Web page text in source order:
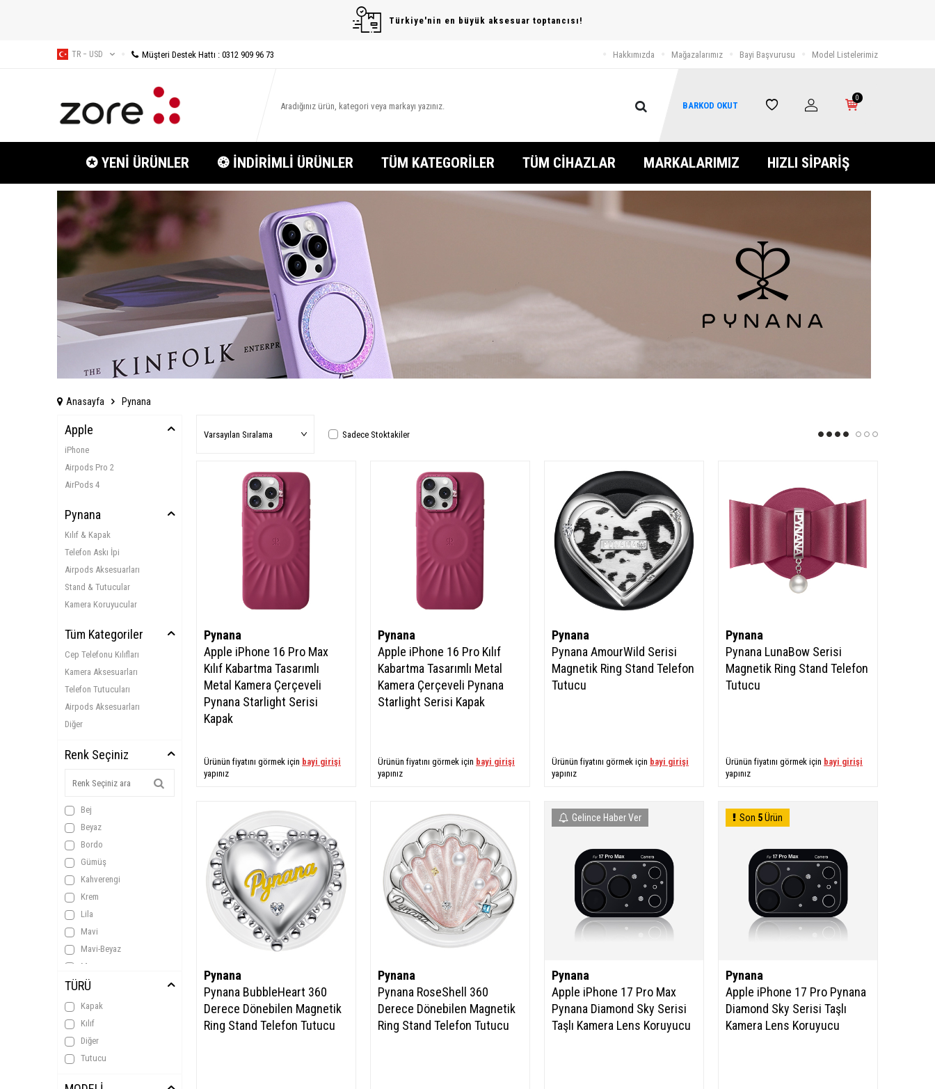
Türkiye'nin en büyük aksesuar toptancısı!
TR − USD Müşteri Destek Hattı : 0312 909 96 73 Hakkımızda Mağazalarımız Bayi Başvurusu Model Listelerimiz
BARKOD OKUT
0
✪ YENİ ÜRÜNLER ❂ İNDİRİMLİ ÜRÜNLER TÜM KATEGORİLER TÜM CİHAZLAR MARKALARIMIZ HIZLI SİPARİŞ
Anasayfa Pynana
Apple
iPhone
Airpods Pro 2
AirPods 4
Pynana
Kılıf & Kapak
Telefon Askı İpi
Airpods Aksesuarları
Stand & Tutucular
Kamera Koruyucular
Tüm Kategoriler
Cep Telefonu Kılıfları
Kamera Aksesuarları
Telefon Tutucuları
Airpods Aksesuarları
Diğer
Renk Seçiniz
Bej
Beyaz
Bordo
Gümüş
Kahverengi
Krem
Lila
Mavi
Mavi-Beyaz
Mor
Pembe
Pembe-Beyaz
Pembe-Yeşil
Rose Gold
Şeffaf
TÜRÜ
Kapak
Kılıf
Diğer
Tutucu
Sadece Stoktakiler
Pynana
Apple iPhone 16 Pro Max
Kılıf Kabartma Tasarımlı
Metal Kamera Çerçeveli
Pynana Starlight Serisi
Kapak
Ürünün fiyatını görmek için bayi girişi
yapınız
Pynana
Apple iPhone 16 Pro Kılıf
Kabartma Tasarımlı Metal
Kamera Çerçeveli Pynana
Starlight Serisi Kapak
Ürünün fiyatını görmek için bayi girişi
yapınız
Pynana
Pynana AmourWild Serisi
Magnetik Ring Stand Telefon
Tutucu
Ürünün fiyatını görmek için bayi girişi
yapınız
Pynana
Pynana LunaBow Serisi
Magnetik Ring Stand Telefon
Tutucu
Ürünün fiyatını görmek için bayi girişi
yapınız
Pynana
Pynana BubbleHeart 360
Derece Dönebilen Magnetik
Ring Stand Telefon Tutucu
Pynana
Pynana RoseShell 360
Derece Dönebilen Magnetik
Ring Stand Telefon Tutucu
Gelince Haber Ver
Pynana
Apple iPhone 17 Pro Max
Pynana Diamond Sky Serisi
Taşlı Kamera Lens Koruyucu
Son 5Ürün
Pynana
Apple iPhone 17 Pro Pynana
Diamond Sky Serisi Taşlı
Kamera Lens Koruyucu